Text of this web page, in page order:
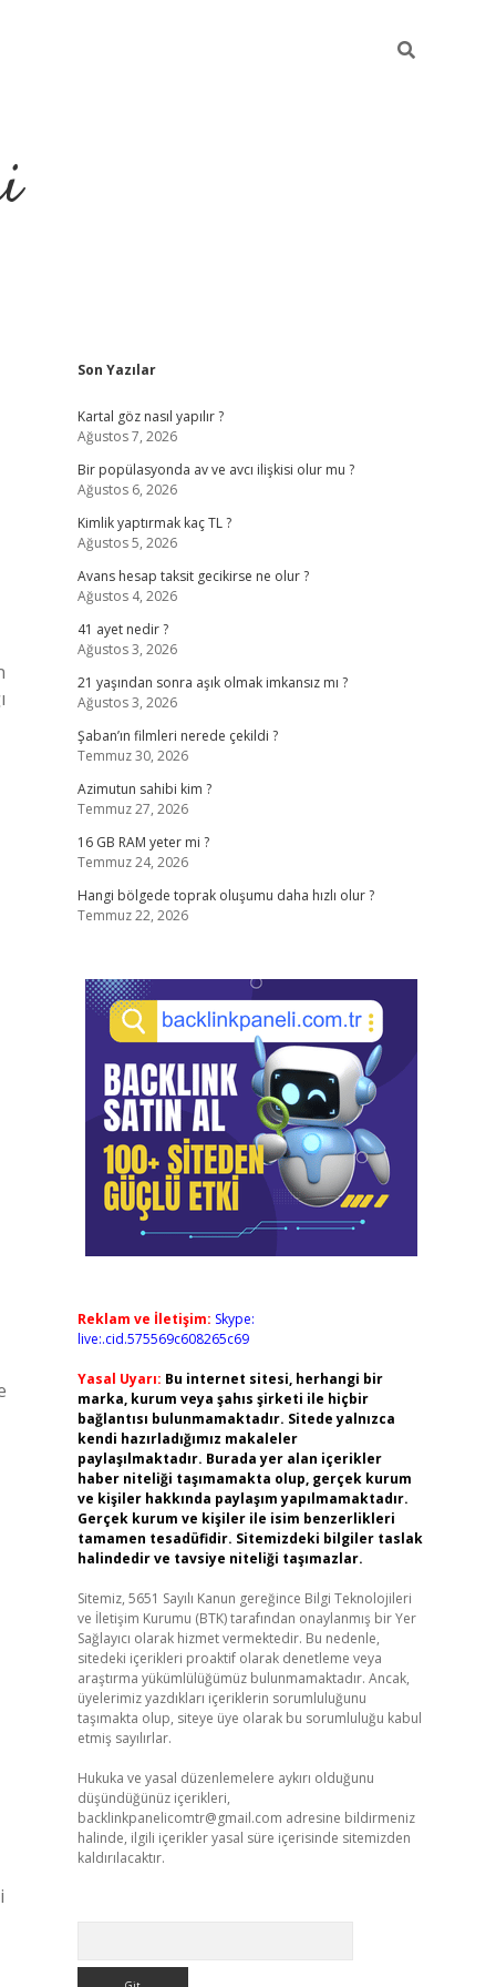
Sidebar
Son Yazılar
Kartal göz nasıl yapılır ?
Ağustos 7, 2026
Bir popülasyonda av ve avcı ilişkisi olur mu ?
Ağustos 6, 2026
Kimlik yaptırmak kaç TL ?
Ağustos 5, 2026
Avans hesap taksit gecikirse ne olur ?
Ağustos 4, 2026
41 ayet nedir ?
Ağustos 3, 2026
21 yaşından sonra aşık olmak imkansız mı ?
Ağustos 3, 2026
Şaban’ın filmleri nerede çekildi ?
Temmuz 30, 2026
Azimutun sahibi kim ?
Temmuz 27, 2026
16 GB RAM yeter mi ?
Temmuz 24, 2026
Hangi bölgede toprak oluşumu daha hızlı olur ?
Temmuz 22, 2026
Reklam ve İletişim: Skype:
live:.cid.575569c608265c69
Yasal Uyarı: Bu internet sitesi, herhangi bir
marka, kurum veya şahıs şirketi ile hiçbir
bağlantısı bulunmamaktadır. Sitede yalnızca
kendi hazırladığımız makaleler
paylaşılmaktadır. Burada yer alan içerikler
haber niteliği taşımamakta olup, gerçek kurum
ve kişiler hakkında paylaşım yapılmamaktadır.
Gerçek kurum ve kişiler ile isim benzerlikleri
tamamen tesadüfidir. Sitemizdeki bilgiler taslak
halindedir ve tavsiye niteliği taşımazlar.
Sitemiz, 5651 Sayılı Kanun gereğince Bilgi Teknolojileri
ve İletişim Kurumu (BTK) tarafından onaylanmış bir Yer
Sağlayıcı olarak hizmet vermektedir. Bu nedenle,
sitedeki içerikleri proaktif olarak denetleme veya
araştırma yükümlülüğümüz bulunmamaktadır. Ancak,
üyelerimiz yazdıkları içeriklerin sorumluluğunu
taşımakta olup, siteye üye olarak bu sorumluluğu kabul
etmiş sayılırlar.
Hukuka ve yasal düzenlemelere aykırı olduğunu
düşündüğünüz içerikleri,
backlinkpanelicomtr@gmail.com adresine bildirmeniz
halinde, ilgili içerikler yasal süre içerisinde sitemizden
kaldırılacaktır.